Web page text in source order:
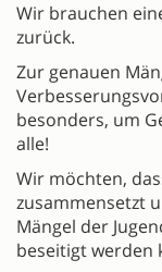
Wir brauchen
zurück.
Zur genauen
besonders, um
alle!
Wir möchten,
zusammensetzt
Mängel der
beseitigt werden